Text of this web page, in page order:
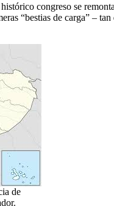
congreso se
“bestias de carga” –
de